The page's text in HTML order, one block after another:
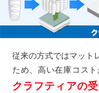
従来の方式ではマット
ため、高い在庫コス
クラフティアの